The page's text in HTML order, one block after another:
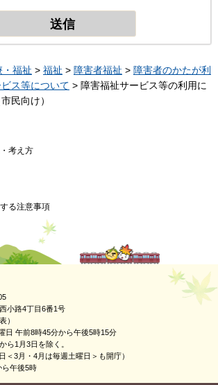
・福祉 > 福祉 > 障害者福祉 > 障害者のかたが利
ス等について > 障害福祉サービス等の利用に
民向け）
考え方
る注意事項
小路4丁目6番1号
）
日 午前8時45分から午後5時15分
ら1月3日を除く。
＜3月・4月は毎週土曜日＞も開庁）
ら午後5時